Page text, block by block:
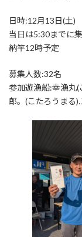
日時:12月13日(土)
当日は5:30までに
納竿12時予定
募集人数:32名
参加遊漁船:幸漁丸
郎。(こたろうまる